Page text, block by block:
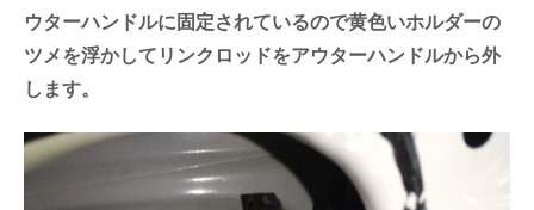
ウターハンドルに固定されているので黄色いホルダーの
ツメを浮かしてリンクロッドをアウターハンドルから外
します。